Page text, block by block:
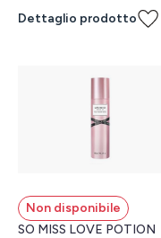
Dettaglio prodotto
Non disponibile
SO MISS LOVE POTION